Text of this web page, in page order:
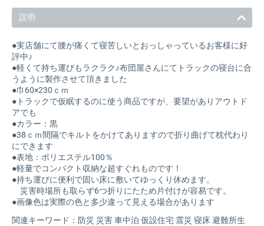
説明
●実店舗にて腰が痛くて寝苦しいとおっしゃっているお客様に好
評中♪
●軽くて持ち運びもラクラク♪布団屋さんにてトラックの寝台に合
うように製作させて頂きました
●巾60×230ｃｍ
●トラックで仮眠するのに使う商品ですが、要望がありアウトド
アでも
●カラー：黒
●38ｃｍ間隔でキルトをかけてありますので折り曲げて枕代わり
にできます
●表地：ポリエステル100％
●軽量でコンパクト収納な超すぐれものです！
●持ち運びに便利で固い床に敷いてゆっくり休めます。
災害時場所も取らず6つ折りにたため片付けが容易です。
●画像色は実際の色と多少違って見える場合があります
関連キーワード：防災 災害 車中泊 仮設住宅 震災 寝床 避難所生